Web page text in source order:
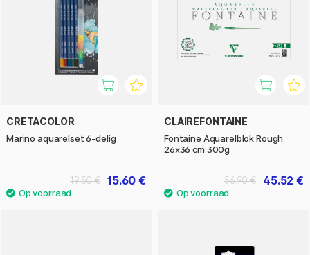
CRETACOLOR
Marino aquarelset 6-delig
15.60 €
19.50 €
CLAIREFONTAINE
Fontaine Aquarelblok Rough
26x36 cm 300g
45.52 €
56.90 €